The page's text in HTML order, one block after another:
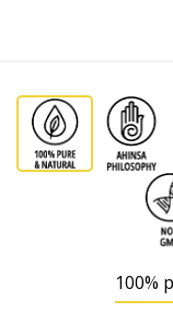
100%